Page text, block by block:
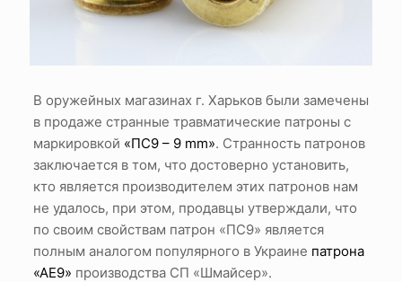
В оружейных магазинах г. Харьков были замечены
в продаже странные травматические патроны с
маркировкой «ПС9 – 9 mm». Странность патронов
заключается в том, что достоверно установить,
кто является производителем этих патронов нам
не удалось, при этом, продавцы утверждали, что
по своим свойствам патрон «ПС9» является
полным аналогом популярного в Украине патрона
«АЕ9» производства СП «Шмайсер».